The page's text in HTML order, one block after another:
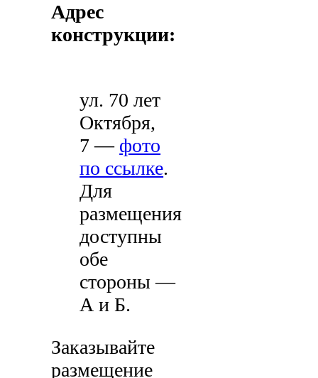
Адрес
конструкции:
ул. 70 лет
Октября,
7 — фото
по ссылке.
Для
размещения
доступны
обе
стороны —
А и Б.
Заказывайте
размещение